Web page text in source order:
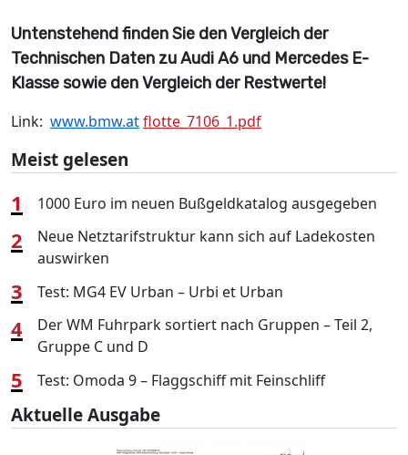
Untenstehend finden Sie den Vergleich der
Technischen Daten zu Audi A6 und Mercedes E-
Klasse sowie den Vergleich der Restwerte!
Link: www.bmw.atflotte_7106_1.pdf
Meist gelesen
1 1000 Euro im neuen Bußgeldkatalog ausgegeben
2
Neue Netztarifstruktur kann sich auf Ladekosten
auswirken
3 Test: MG4 EV Urban – Urbi et Urban
4
Der WM Fuhrpark sortiert nach Gruppen – Teil 2,
Gruppe C und D
5 Test: Omoda 9 – Flaggschiff mit Feinschliff
Aktuelle Ausgabe